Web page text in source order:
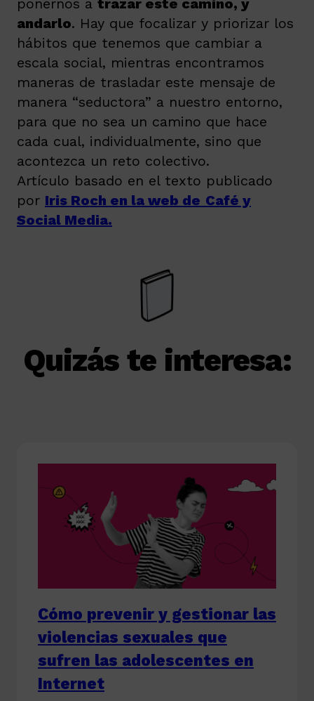
andarlo. Hay que focalizar y priorizar los
hábitos que tenemos que cambiar a
escala social, mientras encontramos
maneras de trasladar este mensaje de
manera “seductora” a nuestro entorno,
para que no sea un camino que hace
cada cual, individualmente, sino que
acontezca un reto colectivo.
Artículo basado en el texto publicado
por Iris Roch en la web de Café y
Social Media.
Quizás te interesa:
Cómo prevenir y gestionar las
violencias sexuales que
sufren las adolescentes en
Internet